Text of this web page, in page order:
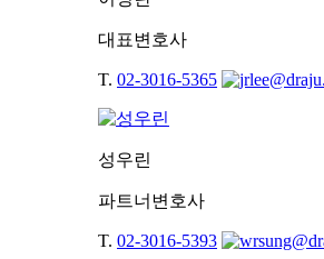
대표변호사
T. 02-3016-5365
성우린
파트너변호사
T. 02-3016-5393